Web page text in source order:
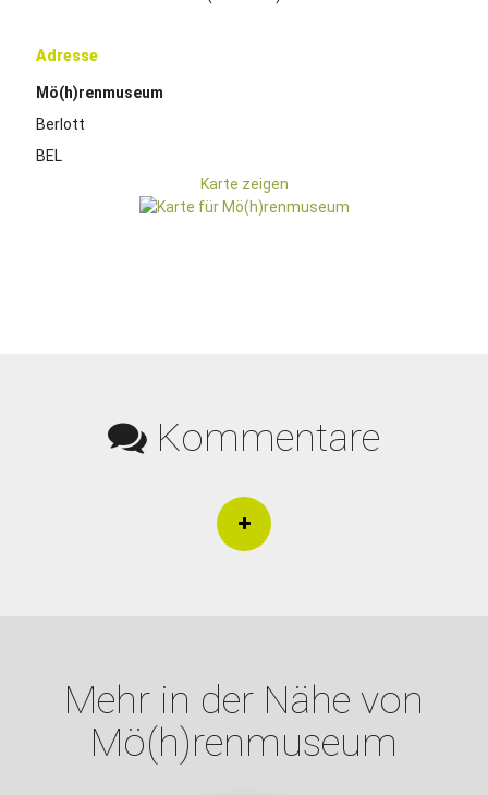
Adresse
Mö(h)renmuseum
Berlott
BEL
Karte zeigen
Kommentare
Mehr in der Nähe von
Mö(h)renmuseum